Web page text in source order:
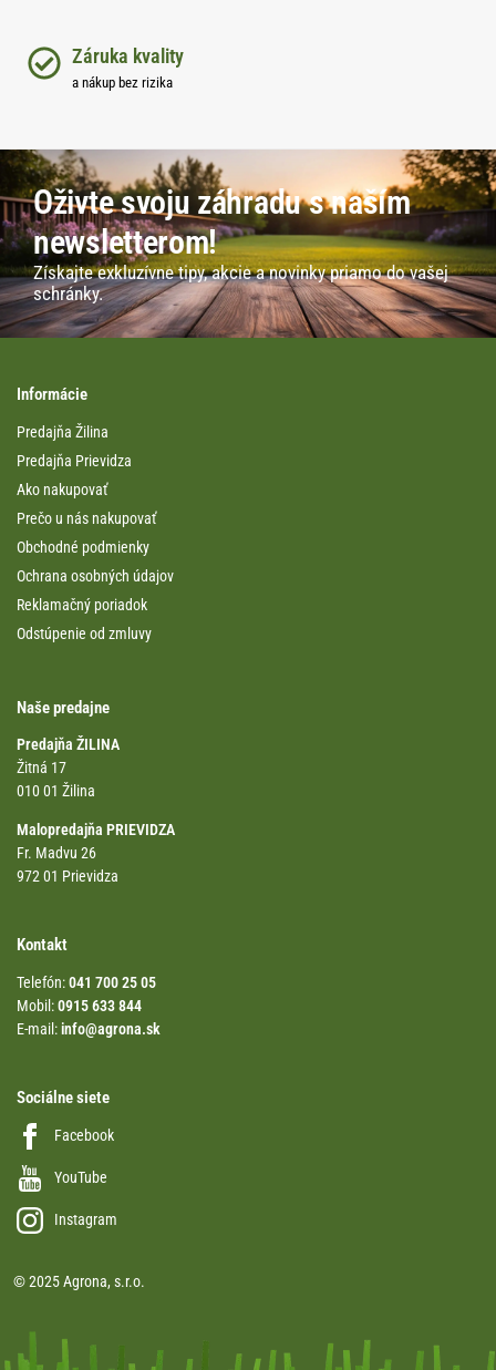
Záruka kvality
a nákup bez rizika
Oživte svoju záhradu s naším
newsletterom!
Získajte exkluzívne tipy, akcie a novinky priamo do vašej
schránky.
Informácie
Predajňa Žilina
Predajňa Prievidza
Ako nakupovať
Prečo u nás nakupovať
Obchodné podmienky
Ochrana osobných údajov
Reklamačný poriadok
Odstúpenie od zmluvy
Naše predajne
Predajňa ŽILINA
Žitná 17
010 01 Žilina
Malopredajňa PRIEVIDZA
Fr. Madvu 26
972 01 Prievidza
Kontakt
Telefón:041 700 25 05
Mobil:0915 633 844
E-mail:info@agrona.sk
Sociálne siete
Facebook
YouTube
Instagram
© 2025 Agrona, s.r.o.